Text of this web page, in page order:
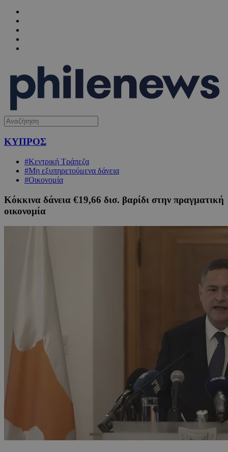
ΚΥΠΡΟΣ
#Κεντρική Τράπεζα
#Μη εξυπηρετούμενα δάνεια
#Οικονομία
Κόκκινα δάνεια €19,66 δισ. βαρίδι στην πραγματική
οικονομία